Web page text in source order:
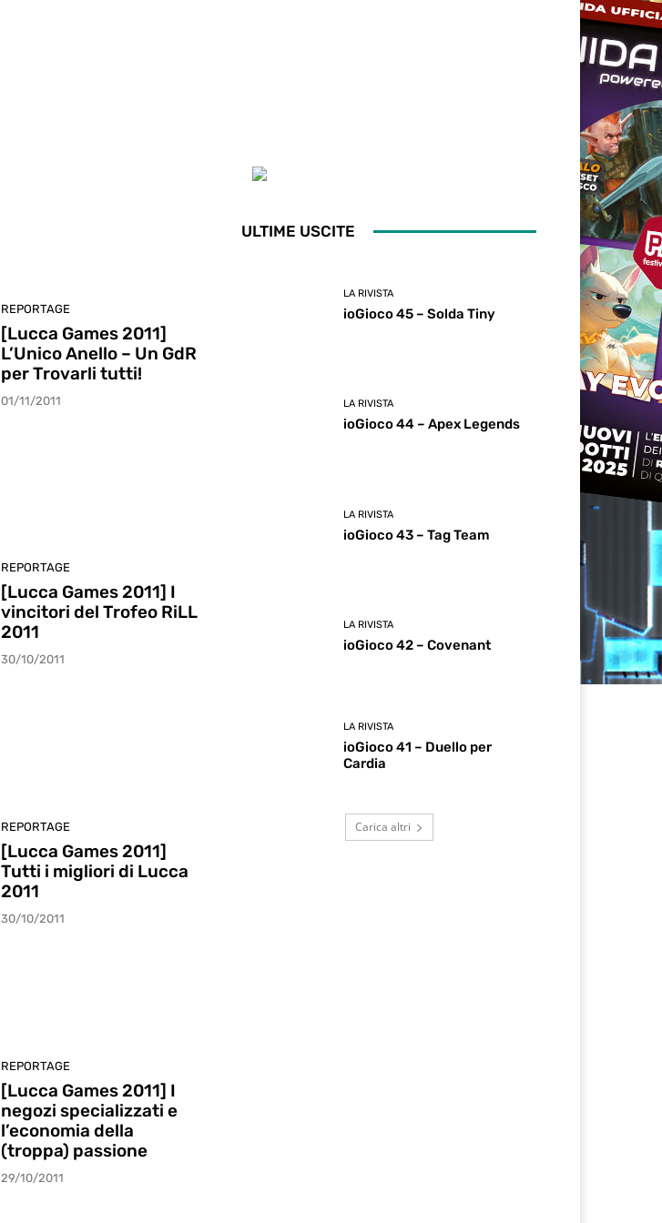
REPORTAGE
[Lucca Games 2011]
L’Unico Anello – Un GdR
per Trovarli tutti!
01/11/2011
REPORTAGE
[Lucca Games 2011] I
vincitori del Trofeo RiLL
2011
30/10/2011
REPORTAGE
[Lucca Games 2011]
Tutti i migliori di Lucca
2011
30/10/2011
REPORTAGE
[Lucca Games 2011] I
negozi specializzati e
l’economia della
(troppa) passione
29/10/2011
ULTIME USCITE
LA RIVISTA
ioGioco 45 – Solda Tiny
LA RIVISTA
ioGioco 44 – Apex Legends
LA RIVISTA
ioGioco 43 – Tag Team
LA RIVISTA
ioGioco 42 – Covenant
LA RIVISTA
ioGioco 41 – Duello per
Cardia
Carica altri